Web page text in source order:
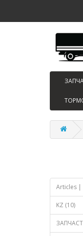
Articles |
KZ (10)